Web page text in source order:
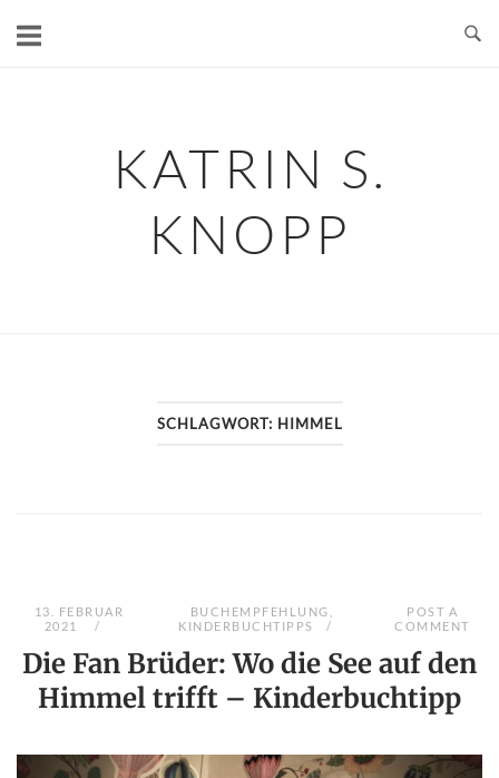
KATRIN S.
KNOPP
SCHLAGWORT: HIMMEL
13. FEBRUAR
2021
BUCHEMPFEHLUNG
KINDERBUCHTIPPS
POST A
COMMENT
Die Fan Brüder: Wo die See auf den
Himmel trifft – Kinderbuchtipp